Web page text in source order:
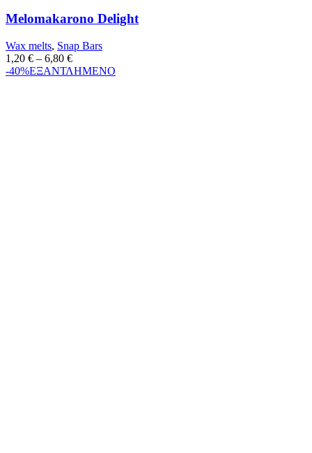
Melomakarono Delight
Wax melts, Snap Bars
1,20 € – 6,80 €
-40%ΕΞΑΝΤΛΗΜΕΝΟ